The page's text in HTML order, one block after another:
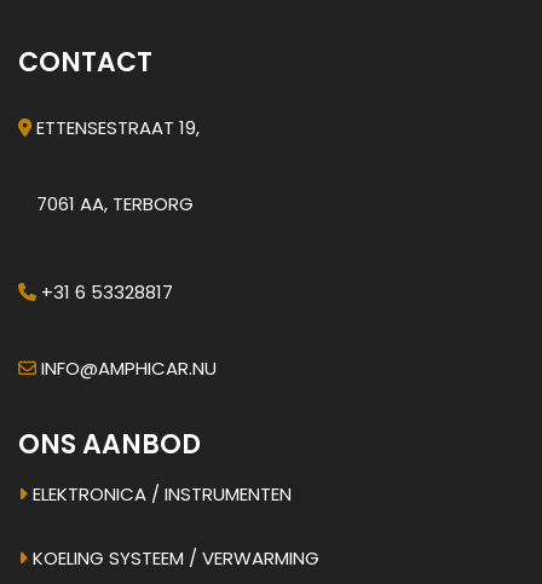
CONTACT
ETTENSESTRAAT 19,
7061 AA, TERBORG
+31 6 53328817
INFO@AMPHICAR.NU
ONS AANBOD
ELEKTRONICA / INSTRUMENTEN
KOELING SYSTEEM / VERWARMING